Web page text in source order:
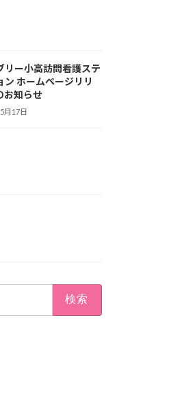
リー小高訪問看護ステ
ン ホームページリリ
お知らせ
月17日